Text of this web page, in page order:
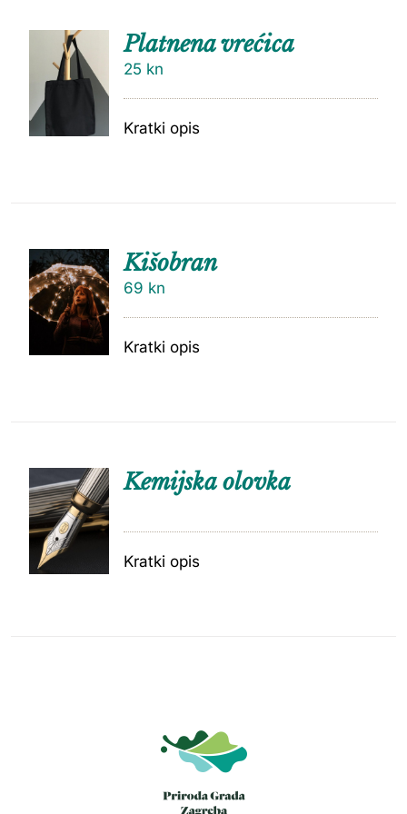
DODAJ
Platnena vrećica
25 kn
Kratki opis
DODAJ
U
KOŠARI
Kišobran
69 kn
Kratki opis
Kemijska olovka
Kratki opis